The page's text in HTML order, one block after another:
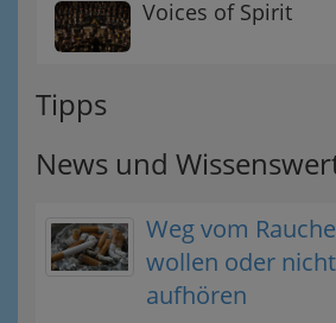
Voices of Spirit
Tipps
News und
Weg vom
wollen oder
aufhören